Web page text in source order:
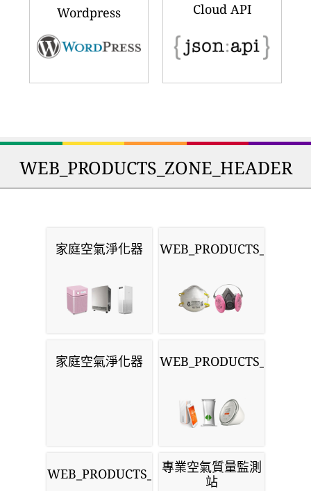
Wordpress Cloud API
WEB_PRODUCTS_ZONE_HEADER
家庭空氣淨化器 WEB_PRODUCTS_MASKS
家庭空氣淨化器
WEB_PRODUCTS_SENSORS專業空氣質量監測
站